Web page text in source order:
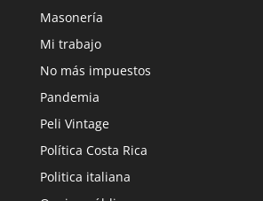
Masonería
Mi trabajo
No más impuestos
Pandemia
Peli Vintage
Política Costa Rica
Politica italiana